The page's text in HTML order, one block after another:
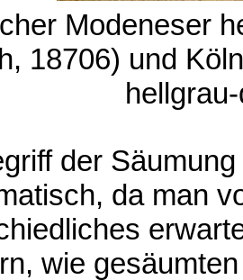
Modeneser
18706) und
der
da man
wie